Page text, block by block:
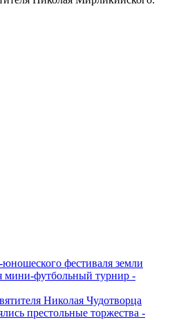
фестиваля земли
мини-футбольный турнир -
Николая Чудотворца
престольные торжества -